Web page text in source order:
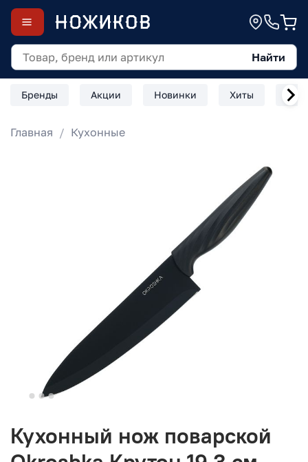
Найти
Бренды Акции Новинки Хиты
Главная Кухонные
Кухонный нож поварской